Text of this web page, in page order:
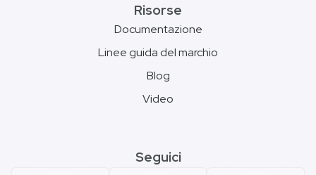
Risorse
Documentazione
Linee guida del marchio
Blog
Video
Seguici